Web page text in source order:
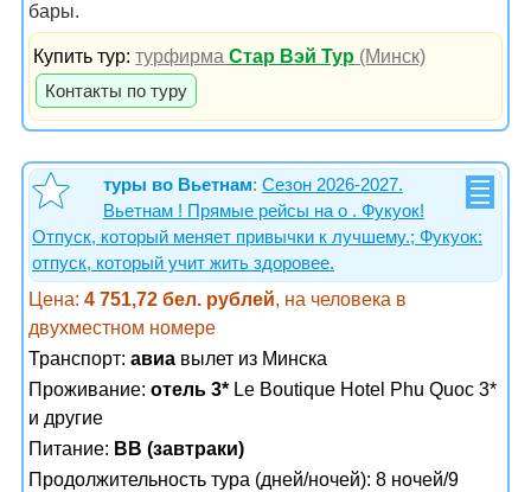
бары.
Купить тур:турфирмаСтар Вэй Тур (Минск)
Контакты по туру
туры во Вьетнам: Сезон 2026-2027.
Вьетнам ! Прямые рейсы на о . Фукуок!
Отпуск, который меняет привычки к лучшему.; Фукуок:
отпуск, который учит жить здоровее.
Цена: 4 751,72 бел. рублей, на человека в
двухместном номере
Транспорт: авиа вылет из Минска
Проживание: отель 3* Le Boutique Hotel Phu Quoc 3*
и другие
Питание: BB (завтраки)
Продолжительность тура (дней/ночей): 8 ночей/9